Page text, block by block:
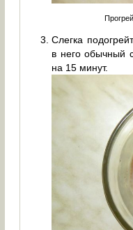
Слегка
в него обычный
на 15 минут.